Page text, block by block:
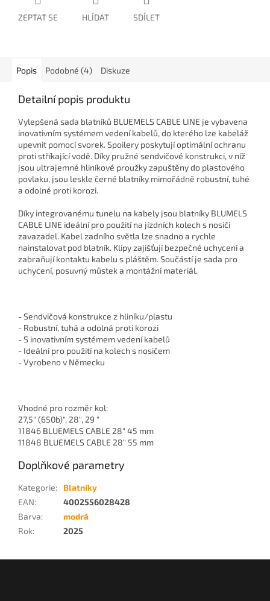
ZEPTAT SE HLÍDAT SDÍLET
Popis Podobné (4) Diskuze
Detailní popis produktu
Vylepšená sada blatníků BLUEMELS CABLE LINE je vybavena
inovativním systémem vedení kabelů, do kterého lze kabeláž
upevnit pomocí svorek. Spoilery poskytují optimální ochranu
proti stříkající vodě. Díky pružné sendvičové konstrukci, v níž
jsou ultrajemné hliníkové proužky zapuštěny do plastového
povlaku, jsou leskle černé blatníky mimořádně robustní, tuhé
a odolné proti korozi.
Díky integrovanému tunelu na kabely jsou blatníky BLUMELS
CABLE LINE ideální pro použití na jízdních kolech s nosiči
zavazadel. Kabel zadního světla lze snadno a rychle
nainstalovat pod blatník. Klipy zajišťují bezpečné uchycení a
zabraňují kontaktu kabelu s pláštěm. Součástí je sada pro
uchycení, posuvný můstek a montážní materiál.
- Sendvičová konstrukce z hliníku/plastu
- Robustní, tuhá a odolná proti korozi
- S inovativním systémem vedení kabelů
- Ideální pro použití na kolech s nosičem
- Vyrobeno v Německu
Vhodné pro rozměr kol:
27,5" (650b)", 28", 29 "
11846 BLUEMELS CABLE 28″ 45 mm
11848 BLUEMELS CABLE 28″ 55 mm
Doplňkové parametry
Kategorie:
Blatníky
EAN:
4002556028428
Barva:
modrá
Rok: 2025